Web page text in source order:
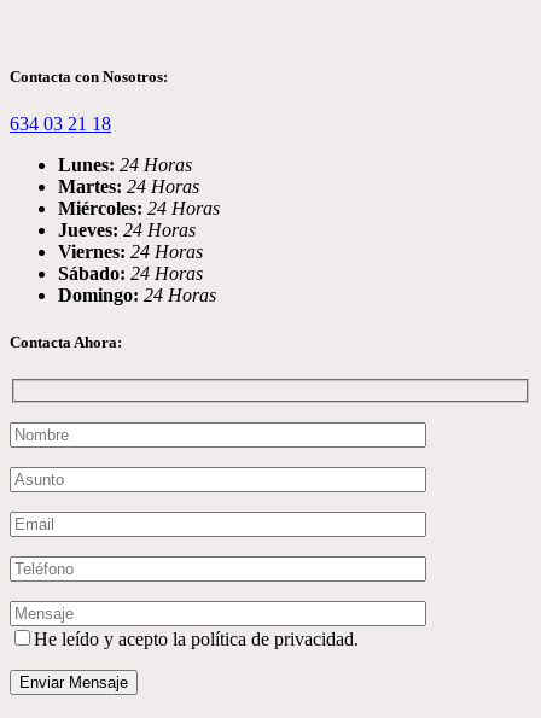
Contacta con Nosotros:
634 03 21 18
Lunes: 24 Horas
Martes: 24 Horas
Miércoles: 24 Horas
Jueves: 24 Horas
Viernes: 24 Horas
Sábado: 24 Horas
Domingo: 24 Horas
Contacta Ahora:
He leído y acepto la política de privacidad.